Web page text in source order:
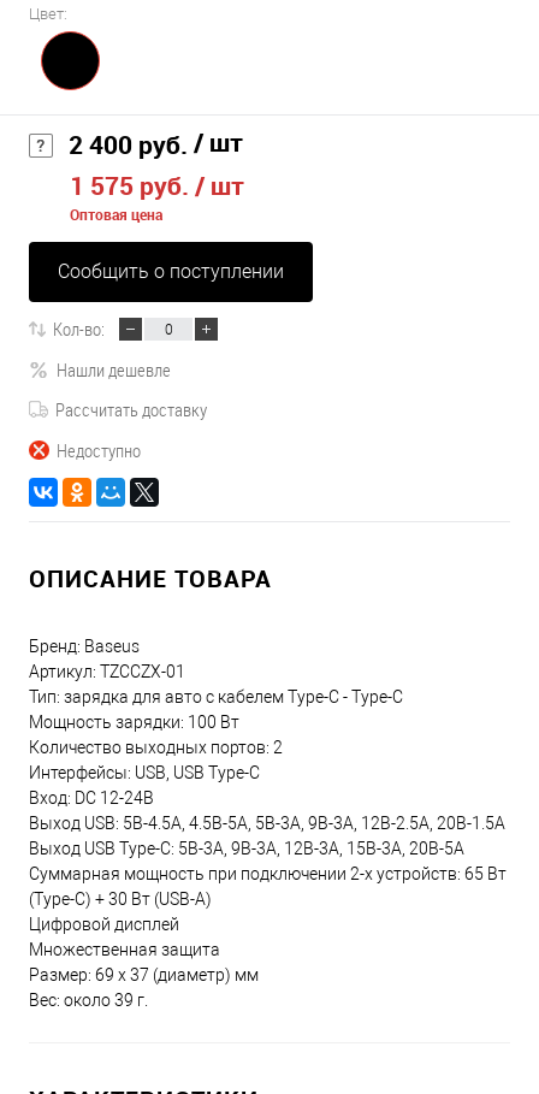
Цвет:
2 400 руб. / шт
1 575 руб. / шт
Оптовая цена
Сообщить о поступлении
Кол-во:
Нашли дешевле
Рассчитать доставку
Недоступно
ОПИСАНИЕ ТОВАРА
Бренд: Baseus
Артикул: TZCCZX-01
Тип: зарядка для авто c кабелем Type-C - Type-C
Мощность зарядки: 100 Вт
Количество выходных портов: 2
Интерфейсы: USB, USB Type-C
Вход: DC 12-24В
Выход USB: 5В-4.5A, 4.5В-5A, 5В-3A, 9В-3A, 12В-2.5A, 20В-1.5A
Выход USB Type-C: 5В-3А, 9В-3А, 12В-3А, 15В-3А, 20В-5А
Суммарная мощность при подключении 2-х устройств: 65 Вт
(Type-C) + 30 Вт (USB-A)
Цифровой дисплей
Множественная защита
Размер: 69 x 37 (диаметр) ​мм
Вес: около 39 г.